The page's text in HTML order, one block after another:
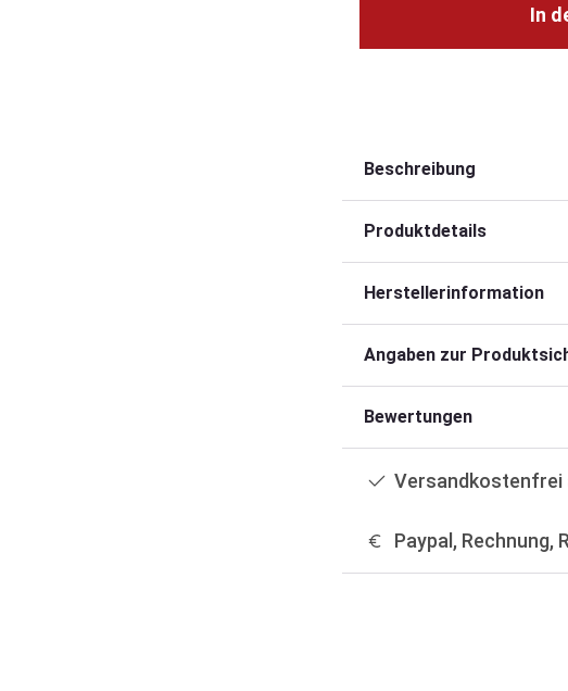
In
Beschreibung
Produktdetails
Herstellerinformation
Angaben zur
Bewertungen
Versandkostenfrei
Paypal, Rechnung,